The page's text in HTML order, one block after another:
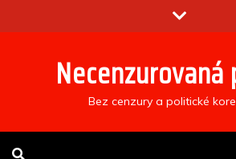
to
Necenzurovaná
Bez cenzury a politické